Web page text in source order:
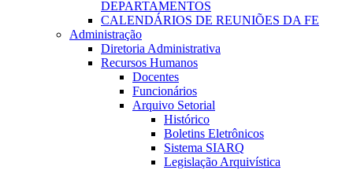
DEPARTAMENTOS
CALENDÁRIOS DE REUNIÕES DA FE
Administração
Diretoria Administrativa
Recursos Humanos
Docentes
Funcionários
Arquivo Setorial
Histórico
Boletins Eletrônicos
Sistema SIARQ
Legislação Arquivística